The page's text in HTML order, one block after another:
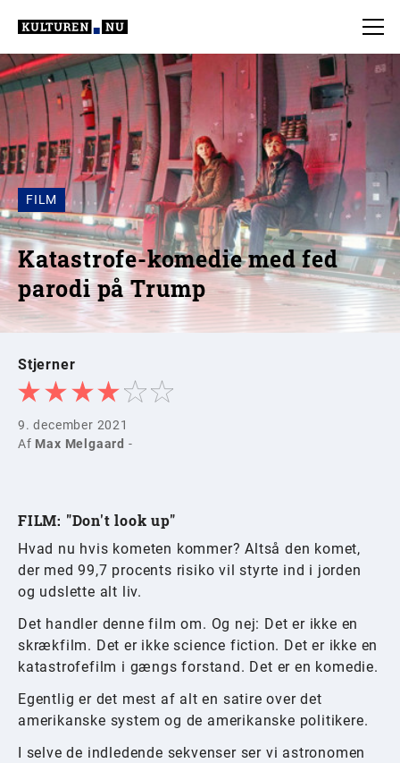
FILM
Katastrofe-komedie med fed
parodi på Trump
Stjerner
9. december 2021
Af Max Melgaard -
FILM: "Don't look up"
Hvad nu hvis kometen kommer? Altså den komet,
der med 99,7 procents risiko vil styrte ind i jorden
og udslette alt liv.
Det handler denne film om. Og nej: Det er ikke en
skrækfilm. Det er ikke science fiction. Det er ikke en
katastrofefilm i gængs forstand. Det er en komedie.
Egentlig er det mest af alt en satire over det
amerikanske system og de amerikanske politikere.
I selve de indledende sekvenser ser vi astronomen